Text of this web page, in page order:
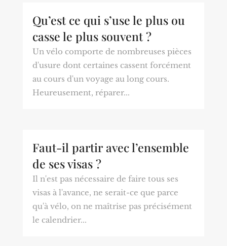
Qu’est ce qui s’use le plus ou
casse le plus souvent ?
Un vélo comporte de nombreuses pièces
d'usure dont certaines cassent forcément
au cours d'un voyage au long cours.
Heureusement, réparer...
Faut-il partir avec l’ensemble
de ses visas ?
Il n'est pas nécessaire de faire tous ses
visas à l'avance, ne serait-ce que parce
qu'à vélo, on ne maîtrise pas précisément
le calendrier...